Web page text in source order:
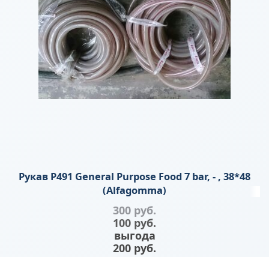
Рукав P491 General Purpose Food 7 bar, - , 38*48
(Alfagomma)
300 руб.
100 руб.
выгода
200 руб.